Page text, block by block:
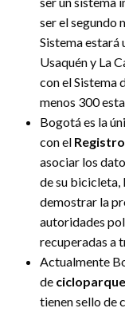
ser el segundo
Sistema estará
Usaquén y La
con el Sistema
menos 300
Bogotá es la
con el
asociar los
de su bicicleta,
demostrar la
autoridades
recuperadas a
Actualmente
de
tienen sello de